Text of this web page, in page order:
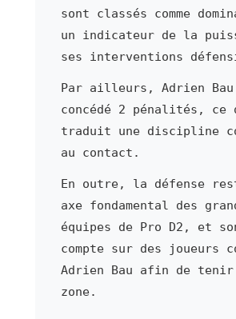
sont classés comme
un indicateur de la
ses interventions
Par ailleurs, Adrien Bau
concédé 2 pénalités, ce
traduit une discipline
au contact.
En outre, la défense
axe fondamental des
équipes de Pro D2, et
compte sur des joueurs
Adrien Bau afin de
zone.